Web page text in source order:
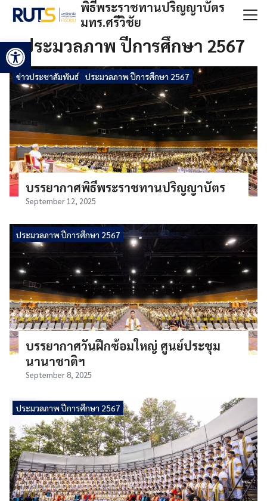
Open toolbar
Skip
content
พิธีพระราชทานปริญญาบัตร
มทร.ศรีวิชัย
for:ประมวลภาพ ปีการศึกษา 2567
ข่าวประชาสัมพันธ์ ประมวลภาพ ปีการศึกษา 2567
บรรยากาศพิธีพระราชทานปริญญาบัตร
September 12, 2025
ประมวลภาพ ปีการศึกษา 2567
บรรยากาศวันฝึกซ้อมใหญ่ ศูนย์ประชุม
นานาชาติฯ
September 8, 2025
ประมวลภาพ ปีการศึกษา 2567